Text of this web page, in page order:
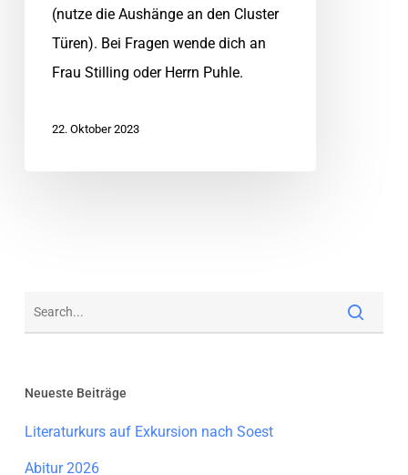
(nutze die Aushänge an den Cluster
Türen). Bei Fragen wende dich an
Frau Stilling oder Herrn Puhle.
22. Oktober 2023
Neueste Beiträge
Literaturkurs auf Exkursion nach Soest
Abitur 2026